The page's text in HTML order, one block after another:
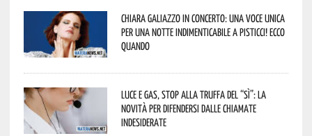
Chiara Galiazzo in concerto: una voce unica
per una notte indimenticabile a Pisticci! Ecco
quando
Luce e gas, stop alla truffa del “Sì”: la
novità per difendersi dalle chiamate
indesiderate